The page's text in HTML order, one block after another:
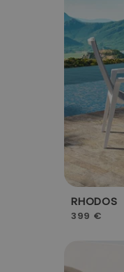
RHODOS
399 €